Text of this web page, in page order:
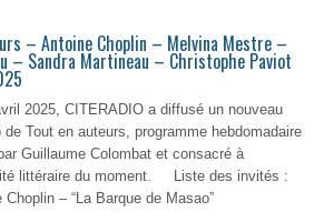
– Antoine Choplin – Melvina Mestre –
– Sandra Martineau – Christophe Paviot
2025, CITERADIO a diffusé un nouveau
de Tout en auteurs, programme hebdomadaire
Guillaume Colombat et consacré à
littéraire du moment. Liste des invités :
Choplin – “La Barque de Masao”